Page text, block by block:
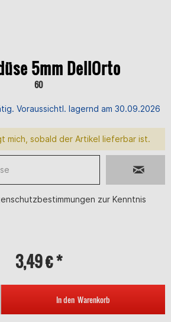
5mm DellOrto
60
Voraussichtl. lagernd am 30.09.2026
mich, sobald der Artikel lieferbar ist.
zur Kenntnis
3,49 € *
In den Warenkorb